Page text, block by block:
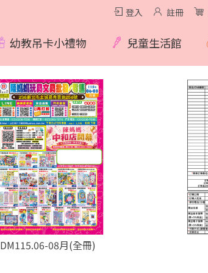
登入 註冊
幼教吊卡小禮物 兒童生活館
DM115.06-08月(全冊)